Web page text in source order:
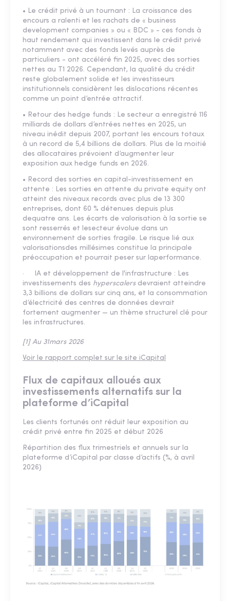
• Le crédit privé à un tournant : La croissance des
encours a ralenti et les rachats de « business
development companies » ou « BDC » - ces fonds à
haut rendement qui investissent dans le crédit privé
notamment avec des fonds levés auprès de
particuliers - ont accéléré fin 2025, avec des sorties
nettes au T1 2026. Cependant, la qualité du crédit
reste globalement solide et les investisseurs
institutionnels considèrent les dislocations récentes
comme un point d’entrée attractif.
• Retour des hedge funds : Le secteur a enregistré 116
milliards de dollars d’entrées nettes en 2025, un
niveau inédit depuis 2007, portant les encours totaux
à un record de 5,4 billions de dollars. Plus de la moitié
des allocataires prévoient d’augmenter leur
exposition aux hedge funds en 2026.
• Record des sorties en capital-investissement en
attente : Les sorties en attente du private equity ont
atteint des niveaux records avec plus de 13 300
entreprises, dont 60 % détenues depuis plus
dequatre ans. Les écarts de valorisation à la sortie se
sont resserrés et lesecteur évolue dans un
environnement de sorties fragile. Le risque lié aux
valorisationsdes millésimes constitue la principale
préoccupation et pourrait peser sur laperformance.
· IA et développement de l'infrastructure : Les
investissements des hyperscalers devraient atteindre
3,3 billions de dollars sur cinq ans, et la consommation
d’électricité des centres de données devrait
fortement augmenter — un thème structurel clé pour
les infrastructures.
[1] Au 31mars 2026
Voir le rapport complet sur le site iCapital
Flux de capitaux alloués aux
investissements alternatifs sur la
plateforme d’iCapital
Les clients fortunés ont réduit leur exposition au
crédit privé entre fin 2025 et début 2026
Répartition des flux trimestriels et annuels sur la
plateforme d’iCapital par classe d’actifs (%, à avril
2026)